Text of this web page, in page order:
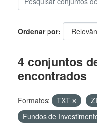
Ordenar por
4 conjuntos
encontrados
Formatos: TXT
Fundos de